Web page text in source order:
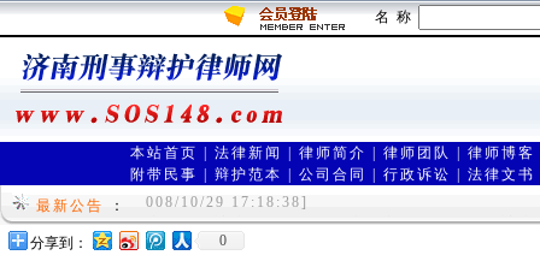
名 称
本站首页 法律新闻 律师简介 律师团队 律师博客
附带民事
辩护范本 公司合同 行政诉讼 法律文书
最新公告
：
欢迎进入山东刑事律师网（www.sos148.com)是立
008/10/29 17:18:38]
济南刑事辩护律师网是由在济南享有声誉的刑事辩
wyer 2009/8/12 11:20:01]
分享到： 0